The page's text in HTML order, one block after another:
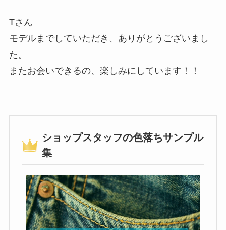
Tさん
モデルまでしていただき、ありがとうございまし
た。
またお会いできるの、楽しみにしています！！
ショップスタッフの色落ちサンプル
集